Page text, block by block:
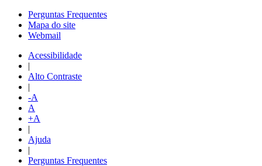
Perguntas Frequentes
Mapa do site
Webmail
Acessibilidade
|
Alto Contraste
|
-A
A
+A
|
Ajuda
|
Perguntas Frequentes